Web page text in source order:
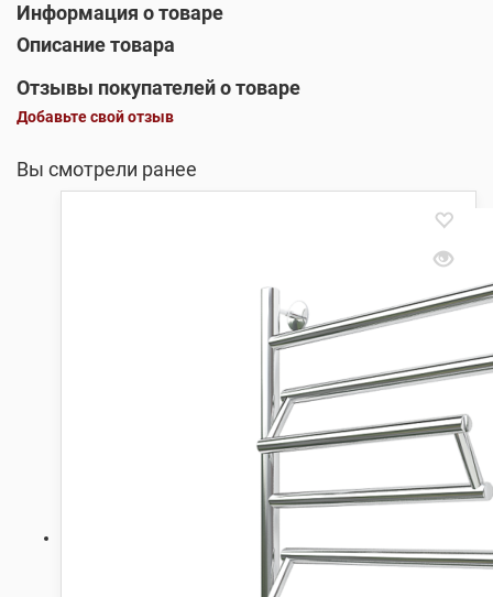
Информация о товаре
Описание товара
Отзывы покупателей о товаре
Добавьте свой отзыв
Вы смотрели ранее